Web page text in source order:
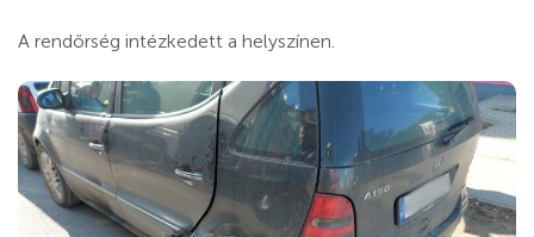
A rendőrség intézkedett a helyszínen.